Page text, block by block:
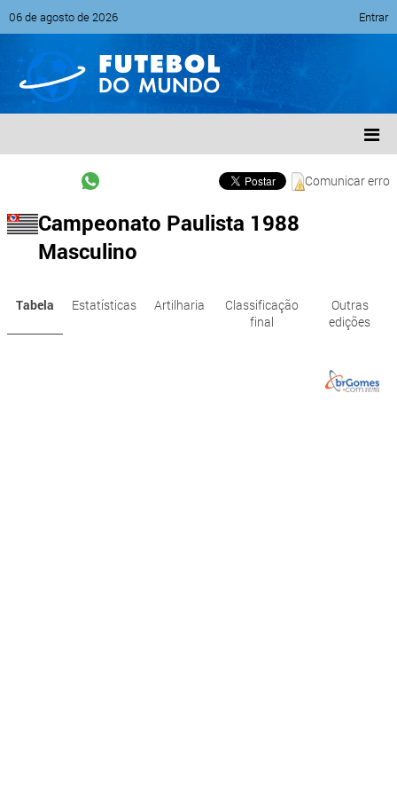
06 de agosto de 2026 Entrar
Comunicar erro
Campeonato Paulista 1988
Masculino
Tabela Estatísticas Artilharia
Classificação
final
Outras
edições